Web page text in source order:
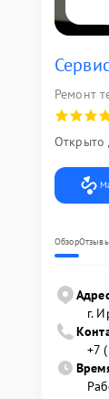
Ремонт
Открыто
ОбзорОтзывы
г.
+7